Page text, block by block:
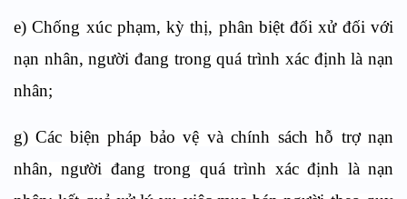
e) Chống xúc phạm, kỳ thị, phân biệt đối xử đối với
nạn nhân, người đang trong quá trình xác định là nạn
nhân;
g) Các biện pháp bảo vệ và chính sách hỗ trợ nạn
nhân, người đang trong quá trình xác định là nạn